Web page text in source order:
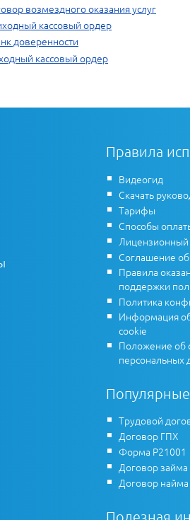
возмездного оказания услуг
кассовый ордер
доверенности
кассовый ордер
Правила
Видеогид
Скачать
Тарифы
Способы
Лицензионный
Соглашение
Правила
поддержки
Политика
Информация
cookie
Положение об
персональных
Трудовой
Договор ГПХ
Форма Р21001
Договор займа
Договор
Полезная